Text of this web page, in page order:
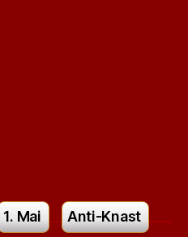
1. Mai Anti-Knast